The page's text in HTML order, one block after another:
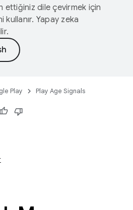
ettiğiniz dile çevirmek için
Yapay zeka
Play Play Age Signals